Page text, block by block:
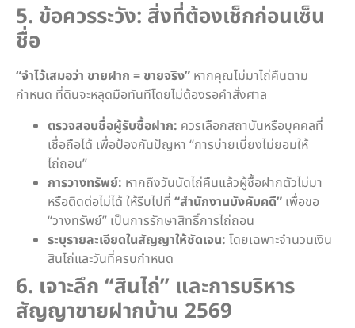
5. ข้อควรระวัง: สิ่งที่ต้องเช็กก่อนเซ็น
ชื่อ
“จำไว้เสมอว่า ขายฝาก = ขายจริง” หากคุณไม่มาไถ่คืนตาม
กำหนด ที่ดินจะหลุดมือทันทีโดยไม่ต้องรอคำสั่งศาล
ตรวจสอบชื่อผู้รับซื้อฝาก: ควรเลือกสถาบันหรือบุคคลที่
เชื่อถือได้ เพื่อป้องกันปัญหา “การบ่ายเบี่ยงไม่ยอมให้
ไถ่ถอน”
การวางทรัพย์: หากถึงวันนัดไถ่คืนแล้วผู้ซื้อฝากตัวไม่มา
หรือติดต่อไม่ได้ ให้รีบไปที่ “สำนักงานบังคับคดี” เพื่อขอ
“วางทรัพย์” เป็นการรักษาสิทธิ์การไถ่ถอน
ระบุรายละเอียดในสัญญาให้ชัดเจน: โดยเฉพาะจำนวนเงิน
สินไถ่และวันที่ครบกำหนด
6. เจาะลึก “สินไถ่” และการบริหาร
สัญญาขายฝากบ้าน 2569